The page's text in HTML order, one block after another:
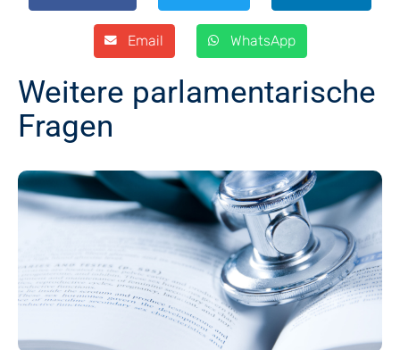
Email WhatsApp
Weitere parlamentarische
Fragen